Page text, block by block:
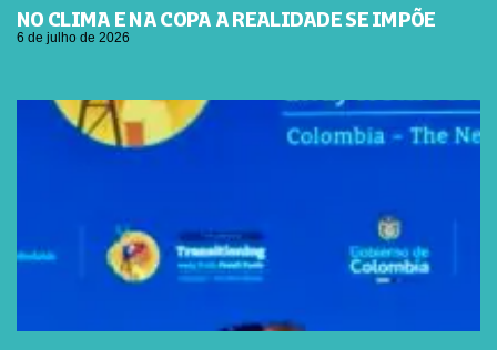
NO CLIMA E NA COPA A REALIDADE SE IMPÕE
6 de julho de 2026